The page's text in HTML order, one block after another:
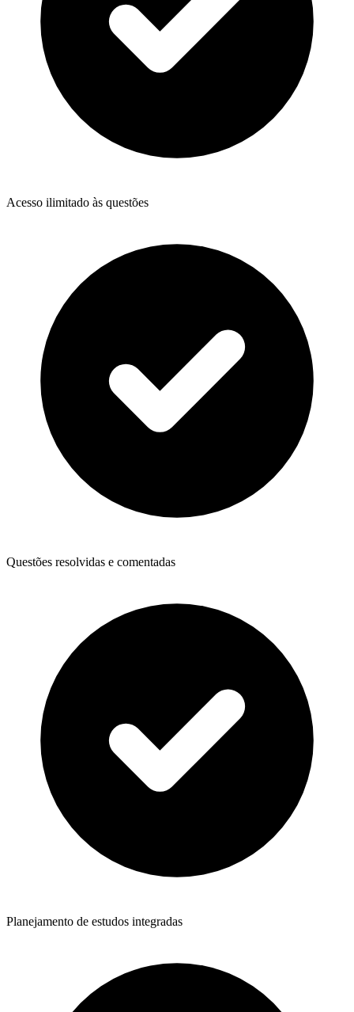
Acesso ilimitado às questões
Questões resolvidas e comentadas
Planejamento de estudos integradas